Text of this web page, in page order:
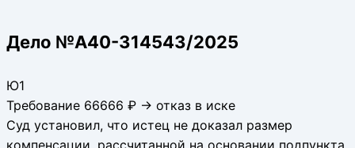
Дело №А40-314543/2025
Ю1
Требование 66666 ₽ → отказ в иске
Суд установил, что истец не доказал размер